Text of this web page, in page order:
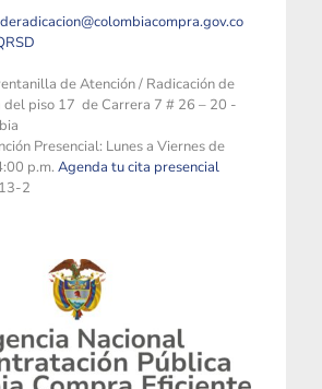
de Atención / Radicación de
del piso 17 de Carrera 7 # 26 – 20 -
Presencial: Lunes a Viernes de
p.m. Agenda tu cita presencial
2